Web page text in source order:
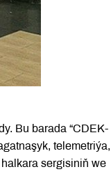
Bu barada “CDEK-
telemetriýa,
sergisiniň we